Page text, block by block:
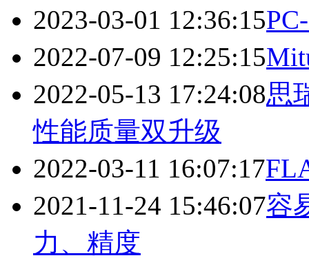
2023-03-01 12:36:15
2022-07-09 12:25:15
2022-05-13 17:24:08思
性能质量双升级
2022-03-11 16:07:17
2021-11-24 15:46:07容
力、精度